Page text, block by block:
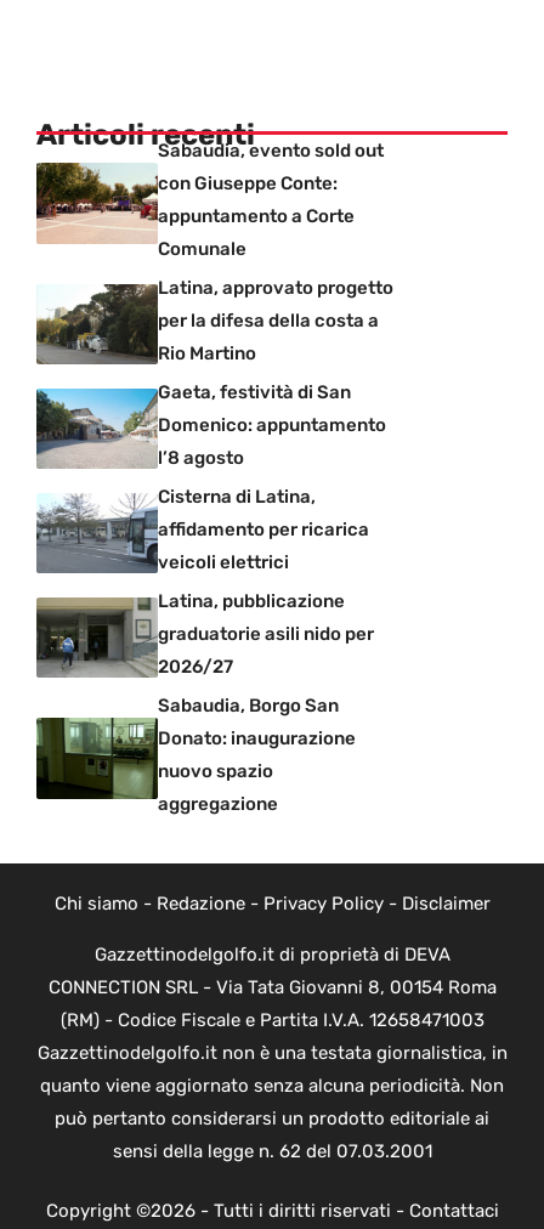
Articoli recentiSabaudia, evento sold out
con Giuseppe Conte:
appuntamento a Corte
Comunale
Latina, approvato progetto
per la difesa della costa a
Rio Martino
Gaeta, festività di San
Domenico: appuntamento
l’8 agosto
Cisterna di Latina,
affidamento per ricarica
veicoli elettrici
Latina, pubblicazione
graduatorie asili nido per
2026/27
Sabaudia, Borgo San
Donato: inaugurazione
nuovo spazio
aggregazione
Chi siamo - Redazione- Privacy Policy- Disclaimer
Gazzettinodelgolfo.it di proprietà di DEVA
CONNECTION SRL - Via Tata Giovanni 8, 00154 Roma
(RM) - Codice Fiscale e Partita I.V.A. 12658471003
Gazzettinodelgolfo.it non è una testata giornalistica, in
quanto viene aggiornato senza alcuna periodicità. Non
può pertanto considerarsi un prodotto editoriale ai
sensi della legge n. 62 del 07.03.2001
Copyright ©2026 - Tutti i diritti riservati - Contattaci